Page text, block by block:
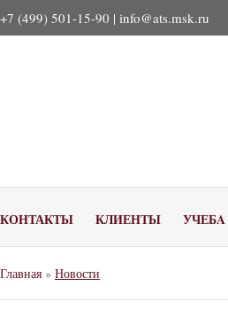
+7 (499) 501-15-90 | info@ats.msk.ru
КОНТАКТЫ КЛИЕНТЫ УЧЕБA
Главная » Новости